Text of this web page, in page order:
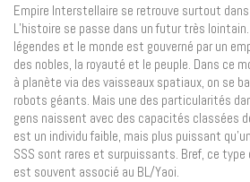
Empire Interstellaire se retrouve surtout dans
L’histoire se passe dans un futur très
légendes et le monde est gouverné par un
des nobles, la royauté et le peuple. Dans ce
à planète via des vaisseaux spatiaux, on se
robots géants. Mais une des particularités
gens naissent avec des capacités classées
est un individu faible, mais plus puissant
SSS sont rares et surpuissants. Bref, ce
est souvent associé au BL/Yaoi.